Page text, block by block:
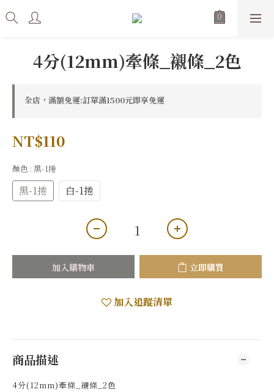
4分(12mm)牽條_襯條_2色
全店，滿額免運:訂單滿1500元即享免運
NT$110
顏色 : 黑-1捲
黑-1捲 白-1捲
加入購物車 立即購買
加入追蹤清單
商品描述
4分(12mm)牽條_襯條_2色